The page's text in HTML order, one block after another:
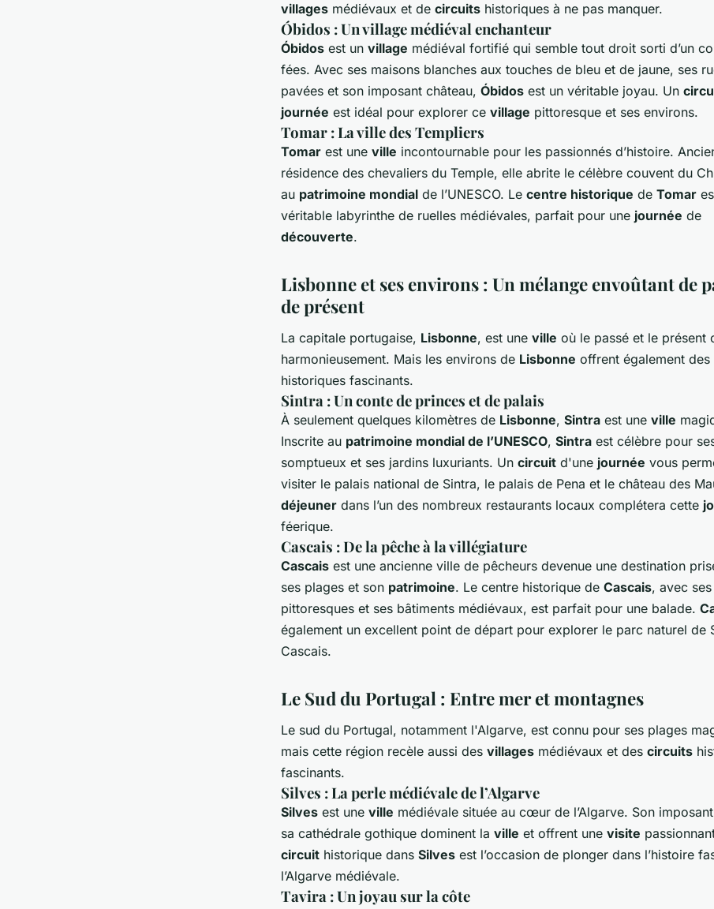
villages médiévaux et de circuits historiques à ne pas manquer.
Óbidos : Un village médiéval enchanteur
Óbidos est un village médiéval fortifié qui semble tout droit sorti d’un
fées. Avec ses maisons blanches aux touches de bleu et de jaune, ses
pavées et son imposant château, Óbidos est un véritable joyau. Un
journée est idéal pour explorer ce village pittoresque et ses environs.
Tomar : La ville des Templiers
Tomar est une ville incontournable pour les passionnés d’histoire.
résidence des chevaliers du Temple, elle abrite le célèbre couvent du
au patrimoine mondial de l’UNESCO. Le centre historique de Tomar
véritable labyrinthe de ruelles médiévales, parfait pour une journée de
découverte.
Lisbonne et ses environs : Un mélange envoûtant de
de présent
La capitale portugaise, Lisbonne, est une ville où le passé et le présent
harmonieusement. Mais les environs de Lisbonne offrent également des
historiques fascinants.
Sintra : Un conte de princes et de palais
À seulement quelques kilomètres de Lisbonne, Sintra est une ville
Inscrite au patrimoine mondial de l’UNESCO, Sintra est célèbre pour
somptueux et ses jardins luxuriants. Un circuit d'une journée vous
visiter le palais national de Sintra, le palais de Pena et le château des
déjeuner dans l’un des nombreux restaurants locaux complétera cette
féerique.
Cascais : De la pêche à la villégiature
Cascais est une ancienne ville de pêcheurs devenue une destination
ses plages et son patrimoine. Le centre historique de Cascais, avec
pittoresques et ses bâtiments médiévaux, est parfait pour une balade.
également un excellent point de départ pour explorer le parc naturel de
Cascais.
Le Sud du Portugal : Entre mer et montagnes
Le sud du Portugal, notamment l'Algarve, est connu pour ses plages
mais cette région recèle aussi des villages médiévaux et des circuits
fascinants.
Silves : La perle médiévale de l’Algarve
Silves est une ville médiévale située au cœur de l’Algarve. Son
sa cathédrale gothique dominent la ville et offrent une visite
circuit historique dans Silves est l’occasion de plonger dans l’histoire
l’Algarve médiévale.
Tavira : Un joyau sur la côte